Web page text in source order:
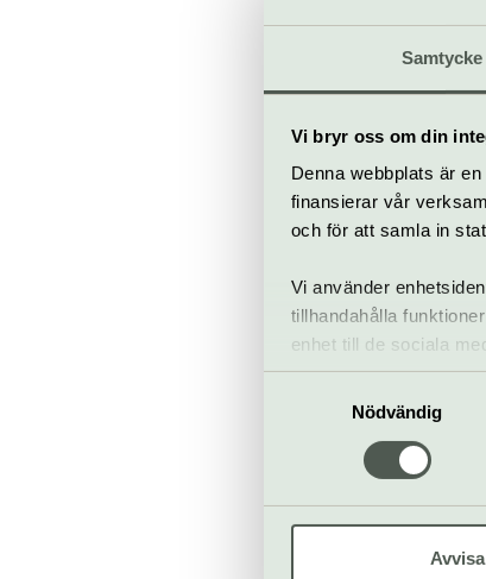
Samtycke
Vi bryr oss om din
Denna webbplats är
finansierar vår
och för att samla in
Vi använder
tillhandahålla
enhet till de sociala
informationen med
Nödvändig
Avvisa
varandra
fast vid
man om
det en
När
Premiär:
Bra att
Kafé
Hiss
Bar